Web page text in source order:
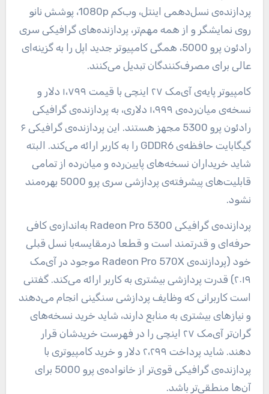
پردازنده‌ی نسل‌دهمی اینتل، وب‌کم 1080p، پوشش نانو
روی نمایشگر و از همه مهم‌تر، پردازنده‌های گرافیکی سری
رادئون پرو 5000، همگی کامپیوتر جدید اپل را به گزینه‌ای
عالی برای مصرف‌کنندگان تبدیل می‌کنند.
کامپیوتر پایه‌ی آی‌مک ۲۷ اینچی با قیمت ۱،۷۹۹ دلار و
نسخه‌ی میان‌رده‌ی ۱،۹۹۹ دلاری، به پردازنده‌ی گرافیکی
رادئون پرو 5300 مجهز هستند. این پردازنده‌ی گرافیکی ۶
گیگابایت حافظه‌ی GDDR6 را به کاربر ارائه می‌کند. البته
شاید خریداران نسخه‌های پایین‌رده و میان‌رده از تمامی
قابلیت‌های پیشرفته‌ی پردازشی سری پرو 5000 بهره‌مند
نشود.
پردازنده‌ی گرافیکی Radeon Pro 5300 به‌اندازه‌ی کافی
حرفه‌ای و قدرتمند است و قطعا درمقایسه‌با نسل قبلی
خود (پردازنده‌ی Radeon Pro 570X موجود در آی‌مک
۲۰۱۹) قدرت پردازشی بیشتری به کاربر ارائه می‌کند. گفتنی
است کاربرانی که وظایف پردازشی سنگینی انجام می‌دهند
و نیازهای بیشتری به منابع دارند، شاید خرید نسخه‌های
گران‌تر آی‌مک ۲۷ اینچی را در فهرست خریدشان قرار
دهند. شاید پرداخت ۲،۲۹۹ دلار و خرید کامپیوتری با
پردازنده‌ی گرافیکی قوی‌تر از خانواده‌ی پرو 5000 برای
آن‌ها منطقی‌تر باشد.